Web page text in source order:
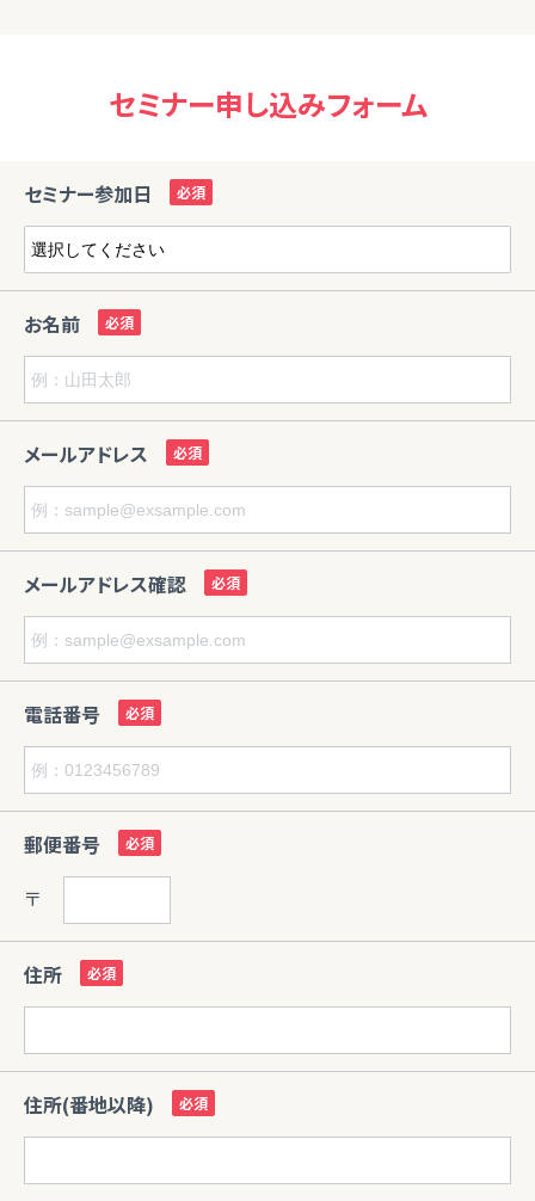
セミナー申し込みフォーム
セミナー参加日
お名前
メールアドレス
メールアドレス確認
電話番号
郵便番号
〒
住所
住所(番地以降)